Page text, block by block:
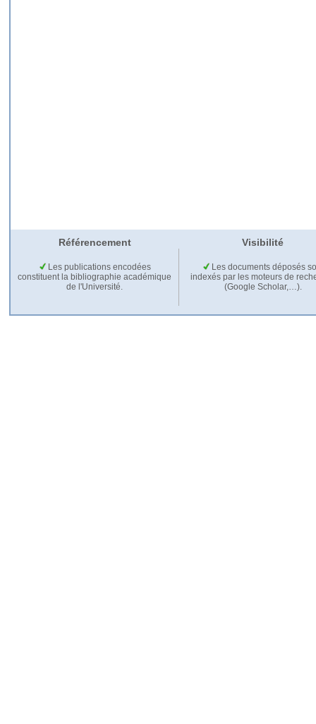
Référencement Visibilité
Les publications encodées
constituent la bibliographie académique
de l'Université.
Les documents déposés
indexés par les moteurs de
(Google Scholar,…).